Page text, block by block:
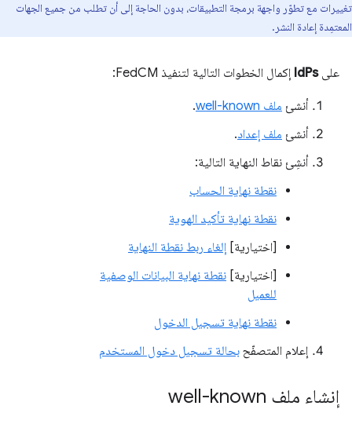
تغييرات مع تطوّر واجهة برمجة التطبيقات، بدون الحاجة إلى أن تطلب من جميع الجهات
المعتمِدة إعادة النشر.
علىIdPs إكمال الخطوات التالية لتنفيذ FedCM:
أنشئ ملف well-known
.
أنشئ ملف إعداد.
أنشِئ نقاط النهاية التالية:
نقطة نهاية الحساب
نقطة نهاية تأكيد الهوية
[اختيارية] إلغاء ربط نقطة النهاية
[اختيارية] نقطة نهاية البيانات الوصفية
للعميل
نقطة نهاية تسجيل الدخول
إعلام المتصفّح بحالة تسجيل دخول المستخدم
إنشاء ملف well-known